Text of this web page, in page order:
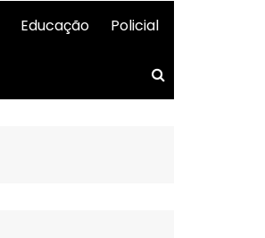
Educação Policial